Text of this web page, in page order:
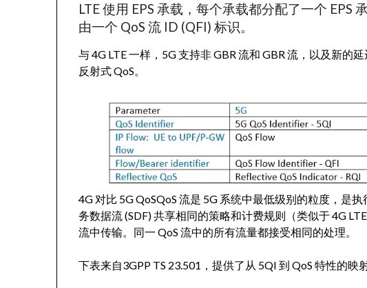
LTE 使用 EPS 承载，每个承载都分配了一个 EPS
由一个 QoS 流 ID (QFI) 标识。
与 4G LTE 一样，5G 支持非 GBR 流和 GBR 流，以及新的
反射式 QoS。
4G 对比 5G QoSQoS 流是 5G 系统中最低级别的粒度，是
务数据流 (SDF) 共享相同的策略和计费规则（类似于 4G
流中传输。同一 QoS 流中的所有流量都接受相同的处理。
下表来自3GPP TS 23.501，提供了从 5QI 到 QoS 特性的映射